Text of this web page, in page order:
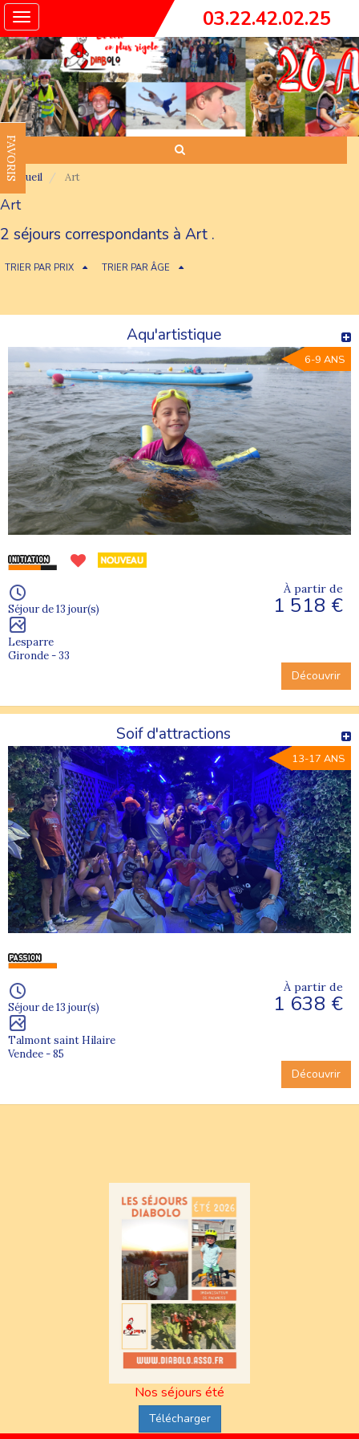
Toggle
navigation
03.22.42.02.25
FAVORIS
Accueil Art
Art
2 séjours correspondants à Art .
TRIER PAR PRIX TRIER PAR ÂGE
Aqu'artistique
6-9 ANS
Séjour de 13 jour(s)
Lesparre
Gironde - 33
À partir de
1 518 €
Découvrir
Soif d'attractions
13-17 ANS
Séjour de 13 jour(s)
Talmont saint Hilaire
Vendee - 85
À partir de
1 638 €
Découvrir
Nos séjours été
Télécharger